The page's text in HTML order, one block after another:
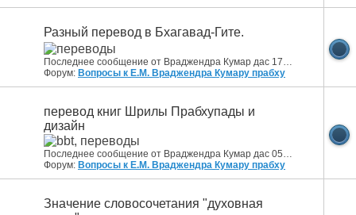
Разный перевод в Бхагавад-Гите.
13:46
Форум: Вопросы к Е.М. Враджендра Кумару прабху
перевод книг Шрилы Прабхупады и
дизайн
Последнее сообщение от Враджендра Кумар дас 05.04.2014
Форум: Вопросы к Е.М. Враджендра Кумару прабху
Значение словосочетания "духовная